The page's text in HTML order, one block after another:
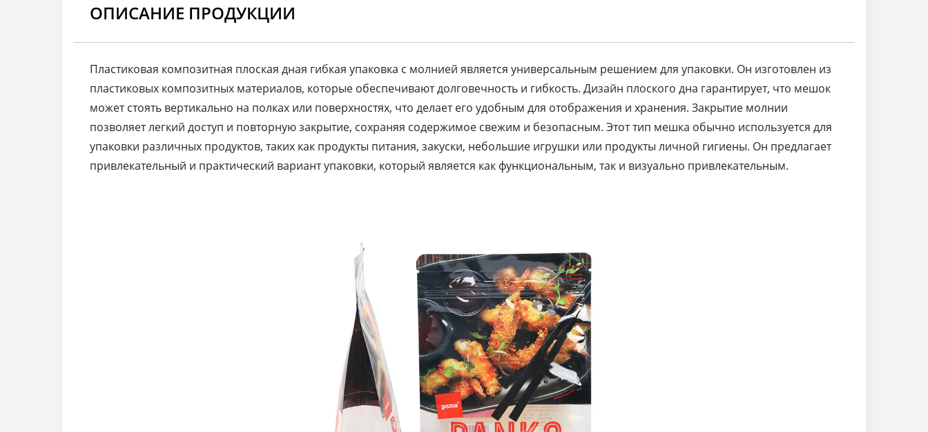
ОПИСАНИЕ ПРОДУКЦИИ
Пластиковая композитная плоская дная гибкая упаковка с молнией является универсальным решением для упаковки. Он изготовлен из
пластиковых композитных материалов, которые обеспечивают долговечность и гибкость. Дизайн плоского дна гарантирует, что мешок
может стоять вертикально на полках или поверхностях, что делает его удобным для отображения и хранения. Закрытие молнии
позволяет легкий доступ и повторную закрытие, сохраняя содержимое свежим и безопасным. Этот тип мешка обычно используется для
упаковки различных продуктов, таких как продукты питания, закуски, небольшие игрушки или продукты личной гигиены. Он предлагает
привлекательный и практический вариант упаковки, который является как функциональным, так и визуально привлекательным.